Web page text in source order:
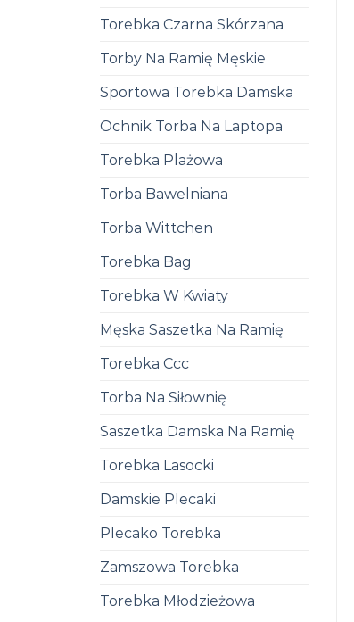
Torebka Czarna Skórzana
Torby Na Ramię Męskie
Sportowa Torebka Damska
Ochnik Torba Na Laptopa
Torebka Plażowa
Torba Bawelniana
Torba Wittchen
Torebka Bag
Torebka W Kwiaty
Męska Saszetka Na Ramię
Torebka Ccc
Torba Na Siłownię
Saszetka Damska Na Ramię
Torebka Lasocki
Damskie Plecaki
Plecako Torebka
Zamszowa Torebka
Torebka Młodzieżowa